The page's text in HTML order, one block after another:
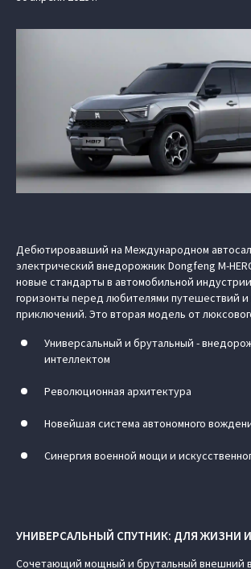
Дебютировавший на Международном
электрический внедорожник Dongfeng
новые стандарты в автомобильной
горизонты перед любителями путешествий и
приключений. Это вторая модель от
Универсальный и брутальный -
интеллектом
Революционная архитектура
Новейшая система автономного
Синергия военной мощи и
УНИВЕРСАЛЬНЫЙ СПУТНИК: ДЛЯ ЖИЗНИ
Сочетающий мощный и брутальный внешний